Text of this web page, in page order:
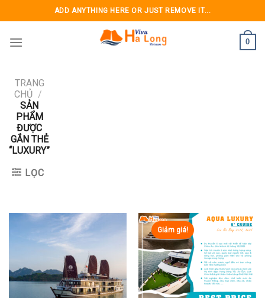
to
content
ADD ANYTHING HERE OR JUST REMOVE IT...
0
TRANG
CHỦ /
SẢN
PHẨM
ĐƯỢC
GẮN THẺ
“LUXURY”
LỌC
Giảm giá!